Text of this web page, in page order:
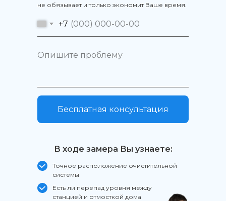
+7
Бесплатная консультация
не обязывает и только экономит Ваше время.
В ходе замера Вы узнаете:
Точное расположение очистительной
системы
Есть ли перепад уровня между
станцией и отмосткой дома
край, Республика Крым,
+7 (988) 245-78-77
+7 (800) 333-22-36
© ООО «АКВАТЕХ», 2026
Политика конфиденциальности
ООО «Акватех»